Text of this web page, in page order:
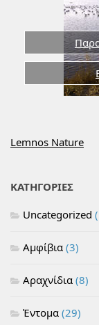
Lemnos Nature
ΚΑΤΗΓΟΡΙΕΣ
Uncategorized
Αμφίβια (3)
Αραχνίδια (8)
Έντομα (29)